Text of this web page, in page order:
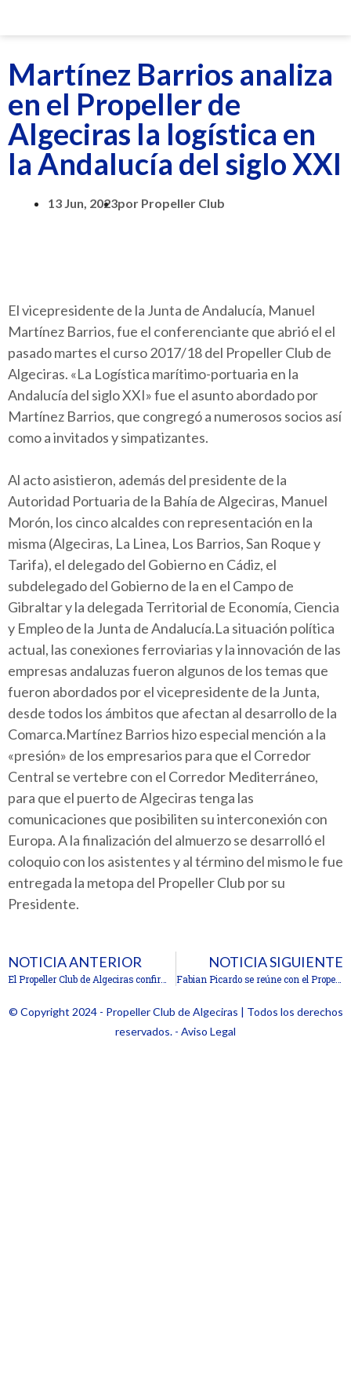
Martínez Barrios analiza
en el Propeller de
Algeciras la logística en
la Andalucía del siglo XXI
13 Jun, 2023por Propeller Club
El vicepresidente de la Junta de Andalucía, Manuel
Martínez Barrios, fue el conferenciante que abrió el el
pasado martes el curso 2017/18 del Propeller Club de
Algeciras. «La Logística marítimo-portuaria en la
Andalucía del siglo XXI» fue el asunto abordado por
Martínez Barrios, que congregó a numerosos socios así
como a invitados y simpatizantes.
Al acto asistieron, además del presidente de la
Autoridad Portuaria de la Bahía de Algeciras, Manuel
Morón, los cinco alcaldes con representación en la
misma (Algeciras, La Linea, Los Barrios, San Roque y
Tarifa), el delegado del Gobierno en Cádiz, el
subdelegado del Gobierno de la en el Campo de
Gibraltar y la delegada Territorial de Economía, Ciencia
y Empleo de la Junta de Andalucía.La situación política
actual, las conexiones ferroviarias y la innovación de las
empresas andaluzas fueron algunos de los temas que
fueron abordados por el vicepresidente de la Junta,
desde todos los ámbitos que afectan al desarrollo de la
Comarca.Martínez Barrios hizo especial mención a la
«presión» de los empresarios para que el Corredor
Central se vertebre con el Corredor Mediterráneo,
para que el puerto de Algeciras tenga las
comunicaciones que posibiliten su interconexión con
Europa. A la finalización del almuerzo se desarrolló el
coloquio con los asistentes y al término del mismo le fue
entregada la metopa del Propeller Club por su
Presidente.
NOTICIA ANTERIOR NOTICIA SIGUIENTE
Fabian Picardo se reúne con el Propeller Club de Algeciras
© Copyright 2024 - Propeller Club de Algeciras | Todos los derechos
reservados. - Aviso Legal